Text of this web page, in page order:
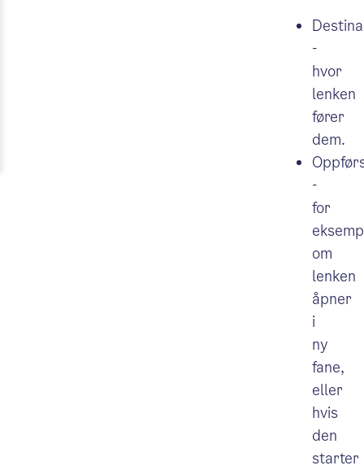
-
hvor
lenken
fører
dem.
-
for
om
lenken
åpner
i
ny
fane,
eller
hvis
den
starter